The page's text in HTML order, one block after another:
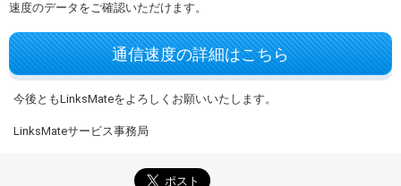
速度のデータをご確認いただけます。
通信速度の詳細はこちら
今後ともLinksMateをよろしくお願いいたします。
LinksMateサービス事務局